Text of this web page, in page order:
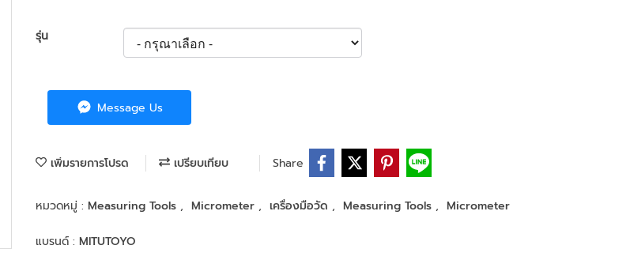
รุ่น
Message Us
เพิ่มรายการโปรด เปรียบเทียบ Share
หมวดหมู่ : Measuring Tools , Micrometer , เครื่องมือวัด , Measuring Tools , Micrometer
แบรนด์ : MITUTOYO